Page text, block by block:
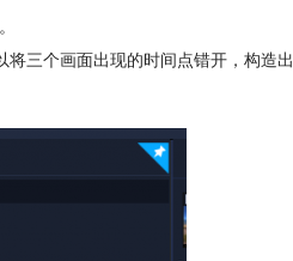
三个画面出现的时间点错开，构造出